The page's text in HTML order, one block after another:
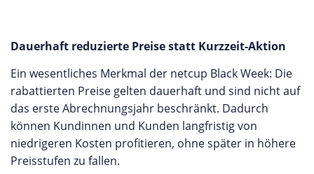
Dauerhaft reduzierte Preise statt Kurzzeit-Aktion
Ein wesentliches Merkmal der netcup Black Week: Die
rabattierten Preise gelten dauerhaft und sind nicht auf
das erste Abrechnungsjahr beschränkt. Dadurch
können Kundinnen und Kunden langfristig von
niedrigeren Kosten profitieren, ohne später in höhere
Preisstufen zu fallen.